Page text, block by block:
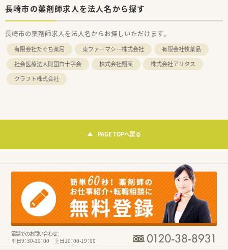
長崎市の薬剤師求人を法人名から探す
長崎市の薬剤師求人を法人名からお探しいただけます。
有限会社たぐち薬局 東ファーマシー株式会社
有限会社牧薬品
社会医療法人財団白十字会
株式会社翔薬
株式会社アリタス
クラフト株式会社
PAGE TOPへ戻る
電話でのお問い合わせ：
平日9：30-19：00 土日10：00-19：00